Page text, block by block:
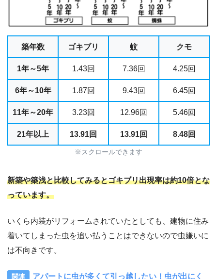
築年数 ゴキブリ 蚊 クモ
1年～5年 1.43回 7.36回 4.25回
6年～10年 1.87回 9.43回 6.45回
11年～20年 3.23回 12.96回 5.46回
21年以上 13.91回 13.91回 8.48回
※スクロールできます
新築や築浅と比較してみるとゴキブリ出現率は約10倍とな
っています。
いくら内装がリフォームされていたとしても、建物に住み
着いてしまった虫を追い払うことはできないので虫嫌いに
は不向きです。
アパートに虫が多くて引っ越したい！虫が出にく